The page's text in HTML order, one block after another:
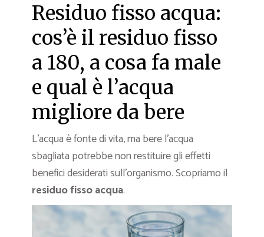
Residuo fisso acqua:
cos’è il residuo fisso
a 180, a cosa fa male
e qual è l’acqua
migliore da bere
L’acqua è fonte di vita, ma bere l’acqua
sbagliata potrebbe non restituire gli effetti
benefici desiderati sull’organismo. Scopriamo il
residuo fisso acqua.